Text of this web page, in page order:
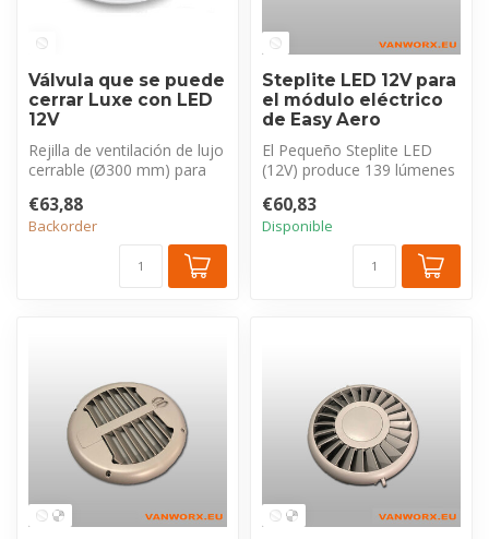
Válvula que se puede
cerrar Luxe con LED
12V
Rejilla de ventilación de lujo
cerrable (Ø300 mm) para
€63,88
Backorder
Steplite LED 12V para
el módulo eléctrico
de Easy Aero
El Pequeño Steplite LED
(12V) produce 139 lúmenes
eficie...
€60,83
Disponible